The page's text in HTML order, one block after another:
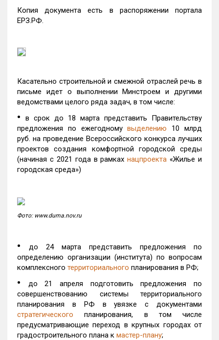
Копия документа есть в распоряжении портала
ЕРЗ.РФ.
Касательно строительной и смежной отраслей речь в
письме идет о выполнении Минстроем и другими
ведомствами целого ряда задач, в том числе:
•
в срок до 18 марта представить Правительству
предложения по ежегодномувыделению 10 млрд
руб. на проведение Всероссийского конкурса лучших
проектов создания комфортной городской среды
(начиная с 2021 года в рамкахнацпроекта «Жилье и
городская среда»)
Фото: www.duma.nov.ru
•
до 24 марта представить предложения по
определению организации (института) по вопросам
комплексного территориального планирования в РФ;
•
до 21 апреля подготовить предложения по
совершенствованию системы территориального
планирования в РФ в увязке с документами
стратегического планирования, в том числе
предусматривающие переход в крупных городах от
градостроительного плана к мастер-плану;